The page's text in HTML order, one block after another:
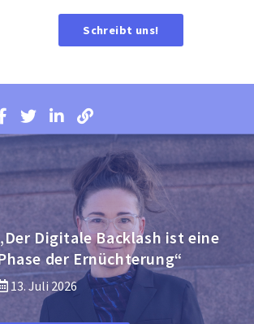
Schreibt uns!
Digitale Backlash ist eine
der Ernüchterung“
13. Juli 2026